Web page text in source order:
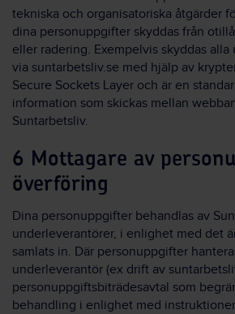
tekniska och organisatoriska åtgärder
dina personuppgifter skyddas från
eller radering. Exempelvis skyddas
via suntarbetsliv.se med hjälp av
Secure Sockets Layer och är en
information som skickas mellan
Suntarbetsliv.
6 Mottagare av
överföring
Dina personuppgifter behandlas av
underleverantörer, i enlighet med det
samlats in. Där personuppgifter
underleverantör (ex drift av
personuppgiftsbiträdesavtal som
behandling i enlighet med